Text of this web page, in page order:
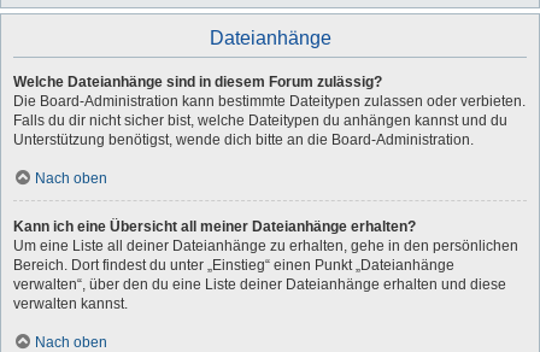
Dateianhänge
Welche Dateianhänge sind in diesem Forum zulässig?
Die Board-Administration kann bestimmte Dateitypen zulassen oder verbieten.
Falls du dir nicht sicher bist, welche Dateitypen du anhängen kannst und du
Unterstützung benötigst, wende dich bitte an die Board-Administration.
Nach oben
Kann ich eine Übersicht all meiner Dateianhänge erhalten?
Um eine Liste all deiner Dateianhänge zu erhalten, gehe in den persönlichen
Bereich. Dort findest du unter „Einstieg“ einen Punkt „Dateianhänge
verwalten“, über den du eine Liste deiner Dateianhänge erhalten und diese
verwalten kannst.
Nach oben